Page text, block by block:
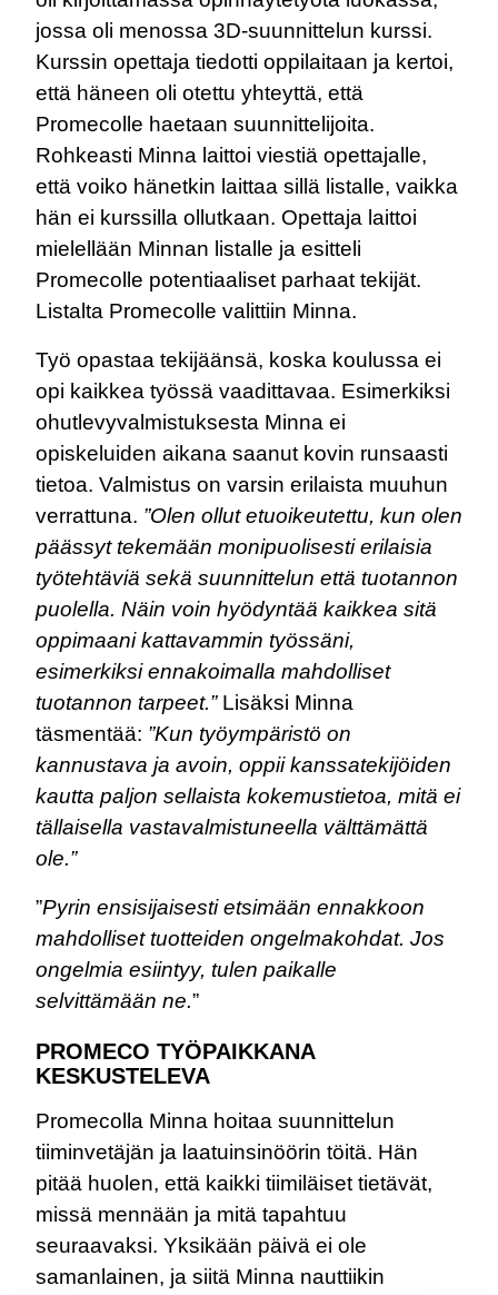
jossa oli menossa 3D-suunnittelun kurssi.
Kurssin opettaja tiedotti oppilaitaan ja kertoi,
että häneen oli otettu yhteyttä, että
Promecolle haetaan suunnittelijoita.
Rohkeasti Minna laittoi viestiä opettajalle,
että voiko hänetkin laittaa sillä listalle, vaikka
hän ei kurssilla ollutkaan. Opettaja laittoi
mielellään Minnan listalle ja esitteli
Promecolle potentiaaliset parhaat tekijät.
Listalta Promecolle valittiin Minna.
Työ opastaa tekijäänsä, koska koulussa ei
opi kaikkea työssä vaadittavaa. Esimerkiksi
ohutlevyvalmistuksesta Minna ei
opiskeluiden aikana saanut kovin runsaasti
tietoa. Valmistus on varsin erilaista muuhun
verrattuna. ”Olen ollut etuoikeutettu, kun olen
päässyt tekemään monipuolisesti erilaisia
työtehtäviä sekä suunnittelun että tuotannon
puolella. Näin voin hyödyntää kaikkea sitä
oppimaani kattavammin työssäni,
esimerkiksi ennakoimalla mahdolliset
tuotannon tarpeet.”Lisäksi Minna
täsmentää: ”Kun työympäristö on
kannustava ja avoin, oppii kanssatekijöiden
kautta paljon sellaista kokemustietoa, mitä ei
tällaisella vastavalmistuneella välttämättä
ole.”
”Pyrin ensisijaisesti etsimään ennakkoon
mahdolliset tuotteiden ongelmakohdat. Jos
ongelmia esiintyy, tulen paikalle
selvittämään ne.”
PROMECO TYÖPAIKKANA
KESKUSTELEVA
Promecolla Minna hoitaa suunnittelun
tiiminvetäjän ja laatuinsinöörin töitä. Hän
pitää huolen, että kaikki tiimiläiset tietävät,
missä mennään ja mitä tapahtuu
seuraavaksi. Yksikään päivä ei ole
samanlainen, ja siitä Minna nauttiikin